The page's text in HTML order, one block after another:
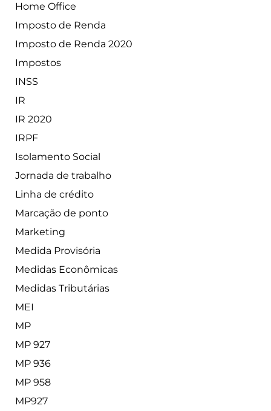
Home Office
Imposto de Renda
Imposto de Renda 2020
Impostos
INSS
IR
IR 2020
IRPF
Isolamento Social
Jornada de trabalho
Linha de crédito
Marcação de ponto
Marketing
Medida Provisória
Medidas Econômicas
Medidas Tributárias
MEI
MP
MP 927
MP 936
MP 958
MP927